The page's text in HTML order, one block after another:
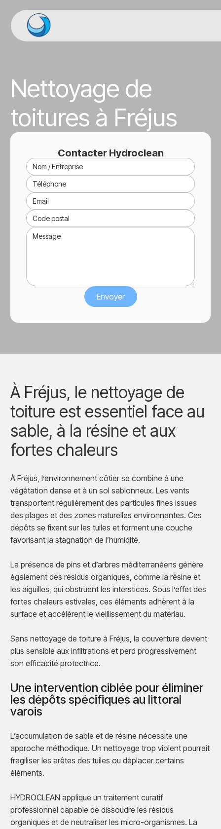
Nettoyage de
toitures à Fréjus
Contacter Hydroclean
À Fréjus, le nettoyage de
toiture est essentiel face au
sable, à la résine et aux
fortes chaleurs
À Fréjus, l’environnement côtier se combine à une
végétation dense et à un sol sablonneux. Les vents
transportent régulièrement des particules fines issues
des plages et des zones naturelles environnantes. Ces
dépôts se fixent sur les tuiles et forment une couche
favorisant la stagnation de l’humidité.
La présence de pins et d’arbres méditerranéens génère
également des résidus organiques, comme la résine et
les aiguilles, qui obstruent les interstices. Sous l’effet des
fortes chaleurs estivales, ces éléments adhèrent à la
surface et accélèrent le vieillissement du matériau.
Sans nettoyage de toiture à Fréjus, la couverture devient
plus sensible aux infiltrations et perd progressivement
son efficacité protectrice.
Une intervention ciblée pour éliminer
les dépôts spécifiques au littoral
varois
L’accumulation de sable et de résine nécessite une
approche méthodique. Un nettoyage trop violent pourrait
fragiliser les arêtes des tuiles ou déplacer certains
éléments.
HYDROCLEAN applique un traitement curatif
professionnel capable de dissoudre les résidus
organiques et de neutraliser les micro-organismes. La